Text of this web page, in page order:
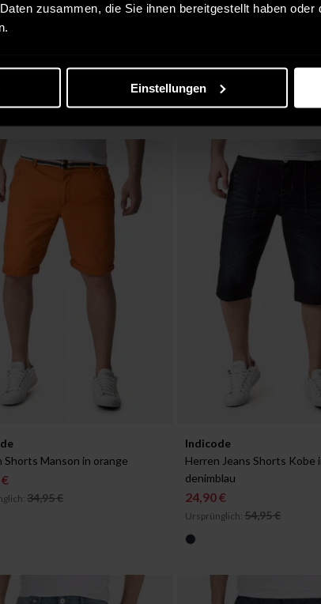
zusammen, die Sie ihnen bereitgestellt haben
Einstellungen
in:
Shorts Manson in orange
34,95 €
Verfügbar in:
XL
Indicode
Herren Jeans Shorts Kobe
denimblau
24,90 €
Ursprünglich: 54,95 €